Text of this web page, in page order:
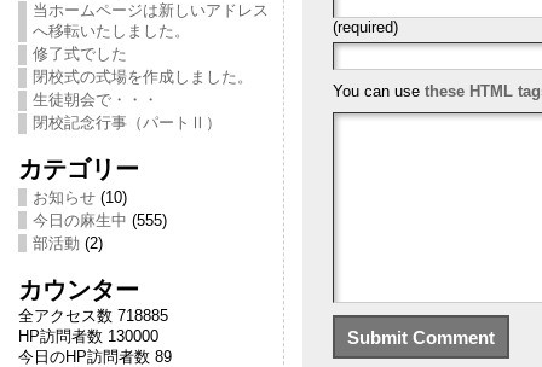
当ホームページは新しいアドレス
へ移転いたしました。
修了式でした
閉校式の式場を作成しました。
生徒朝会で・・・
閉校記念行事（パートⅡ）
カテゴリー
お知らせ(10)
今日の麻生中 (555)
部活動 (2)
カウンター
全アクセス数 718885
HP訪問者数 130000
今日のHP訪問者数 89
(required)
You can use these HTML